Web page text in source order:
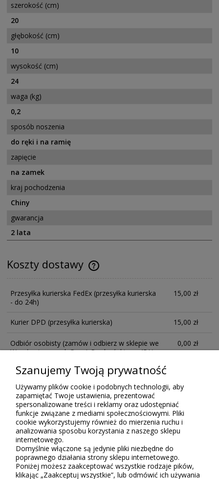
szerokość (cm)
20
głębokość (cm)
10
wysokość (cm)
24
waga (kg)
0,2
sposób noszenia
do ręki i na ramię
zapięcie
na zamek
kraj pochodzenia
Chiny
gwarancja
2 lata
Koszty dostawy
Przesyłka kurierska FedEx (przesyłka kurierska
- do 24h)
15,00 zł
Kurier DPD (przesyłka kurierska) 15,00 zł
Odbiór osobisty (zamów i odbierz w sklepie we
Wrocławiu przy ul. Gen. I. Prądzyńskiego 45A)
0,00 zł
Opinie o produkcie (0)
Tylko zarejestrowani klienci Sklepu Bellugio, którzy kupili lub
używali ten produkt, mogą wystawiać recenzję. Ocena podana w
gwiazdkach (do 5) jest średnią wszystkich ocen. Po moderacji
publikujemy zarówno pozytywne, jak i negatywne opinie.
Szanujemy Twoją prywatność
Używamy plików cookie i podobnych technologii, aby
zapamiętać Twoje ustawienia, prezentować
spersonalizowane treści i reklamy oraz udostępniać
funkcje związane z mediami społecznościowymi. Pliki
cookie wykorzystujemy również do mierzenia ruchu i
analizowania sposobu korzystania z naszego sklepu
internetowego.
Domyślnie włączone są jedynie pliki niezbędne do
poprawnego działania strony sklepu internetowego.
Poniżej możesz zaakceptować wszystkie rodzaje pików,
klikając „Zaakceptuj wszystkie”, lub odmówić ich używania